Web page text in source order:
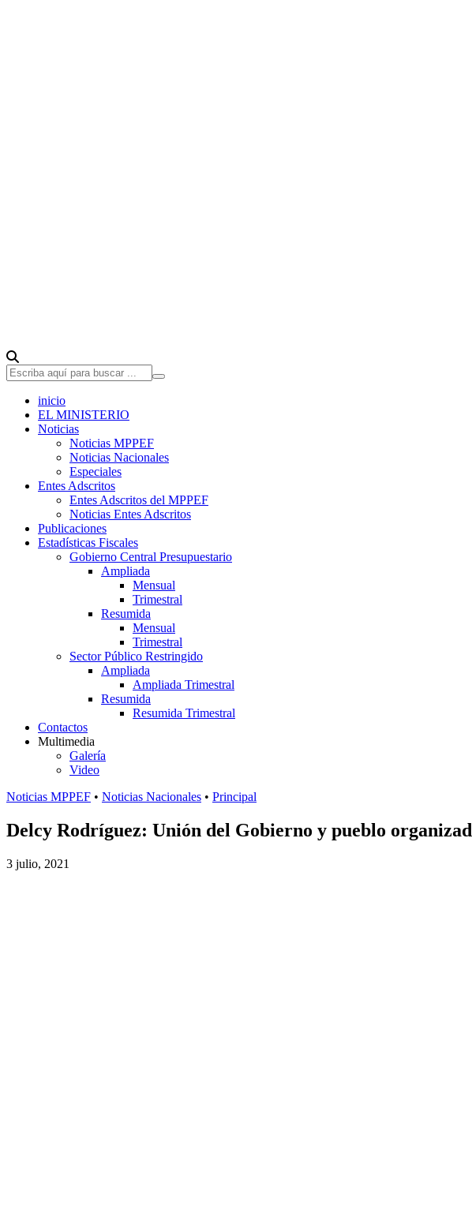
inicio
EL MINISTERIO
Noticias
Noticias MPPEF
Noticias Nacionales
Especiales
Entes Adscritos
Entes Adscritos del MPPEF
Noticias Entes Adscritos
Publicaciones
Estadísticas Fiscales
Gobierno Central Presupuestario
Ampliada
Mensual
Trimestral
Resumida
Mensual
Trimestral
Sector Público Restringido
Ampliada
Ampliada Trimestral
Resumida
Resumida Trimestral
Contactos
Multimedia
Galería
Video
Noticias MPPEF • Noticias Nacionales • Principal
Delcy Rodríguez: Unión del Gobierno y pueblo
3 julio, 2021